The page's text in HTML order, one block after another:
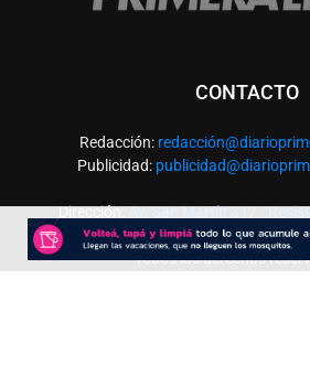
CONTACTO
Redacción: redacció
Publicidad:
Dirección:Av. San Martín 317 -
Todos los derechos